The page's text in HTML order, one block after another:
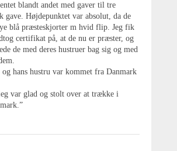
blandt andet med gaver til tre
Højdepunktet var absolut, da de
blå præsteskjorter m hvid flip. Jeg fik
certifikat på, at de nu er præster, og
de med deres hustruer bag sig og med
hans hustru var kommet fra Danmark
var glad og stolt over at trække i